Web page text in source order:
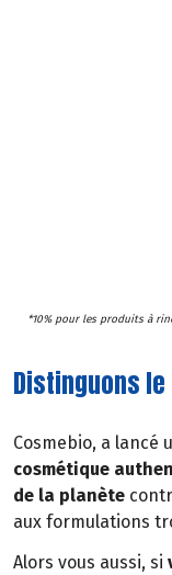
*10% pour les produits à
Distinguons
Cosmebio, a lancé
cosmétique
de la planète
aux formulations
Alors vous aussi, si